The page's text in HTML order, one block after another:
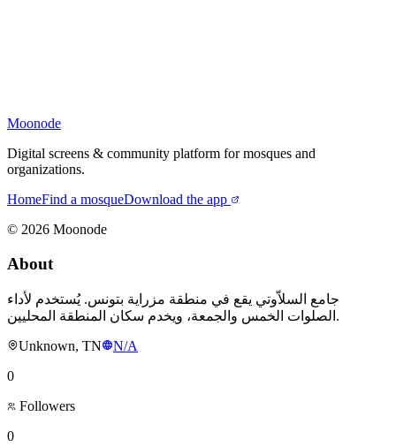
Moonode
Digital screens & community platform for mosques and
organizations.
HomeFind a mosqueDownload the app
© 2026 Moonode
About
جامع السلاّوتي يقع في منطقة مزراية بتونس. يُستخدم لأداء
الصلوات الخمس والجمعة، ويخدم سكان المنطقة المحليين.
Unknown, TN
N/A
0
Followers
0